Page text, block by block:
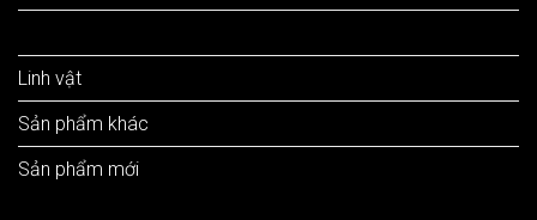
Linh vật
Sản phẩm khác
Sản phẩm mới